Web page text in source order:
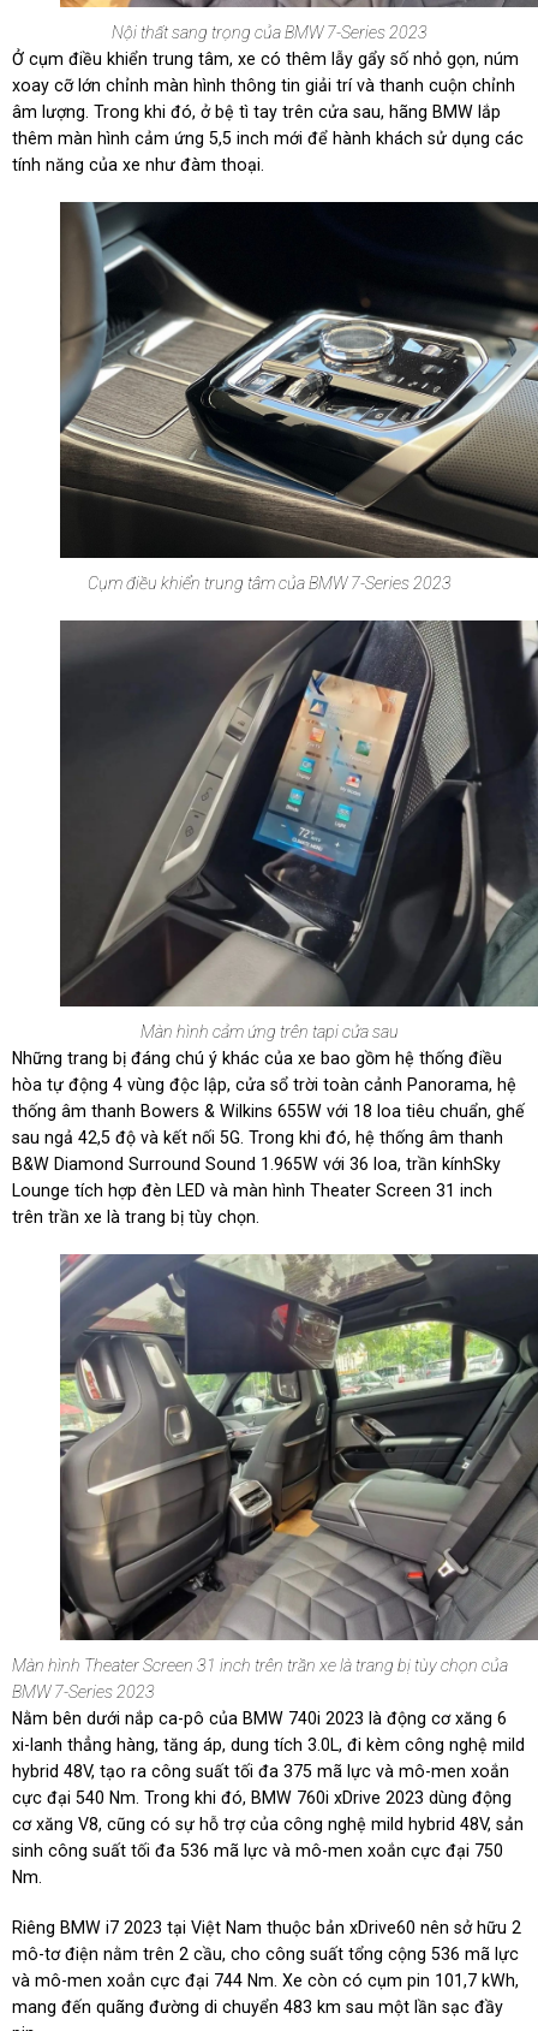
Nội thất sang trọng của BMW 7-Series 2023
Ở cụm điều khiển trung tâm, xe có thêm lẫy gẩy số nhỏ gọn, núm
xoay cỡ lớn chỉnh màn hình thông tin giải trí và thanh cuộn chỉnh
âm lượng. Trong khi đó, ở bệ tì tay trên cửa sau, hãng BMW lắp
thêm màn hình cảm ứng 5,5 inch mới để hành khách sử dụng các
tính năng của xe như đàm thoại.
Cụm điều khiển trung tâm của BMW 7-Series 2023
Màn hình cảm ứng trên tapi cửa sau
Những trang bị đáng chú ý khác của xe bao gồm hệ thống điều
hòa tự động 4 vùng độc lập, cửa sổ trời toàn cảnh Panorama, hệ
thống âm thanh Bowers & Wilkins 655W với 18 loa tiêu chuẩn, ghế
sau ngả 42,5 độ và kết nối 5G. Trong khi đó, hệ thống âm thanh
B&W Diamond Surround Sound 1.965W với 36 loa, trần kínhSky
Lounge tích hợp đèn LED và màn hình Theater Screen 31 inch
trên trần xe là trang bị tùy chọn.
Màn hình Theater Screen 31 inch trên trần xe là trang bị tùy chọn của
BMW 7-Series 2023
Nằm bên dưới nắp ca-pô của BMW 740i 2023 là động cơ xăng 6
xi-lanh thẳng hàng, tăng áp, dung tích 3.0L, đi kèm công nghệ mild
hybrid 48V, tạo ra công suất tối đa 375 mã lực và mô-men xoắn
cực đại 540 Nm. Trong khi đó, BMW 760i xDrive 2023 dùng động
cơ xăng V8, cũng có sự hỗ trợ của công nghệ mild hybrid 48V, sản
sinh công suất tối đa 536 mã lực và mô-men xoắn cực đại 750
Nm.
Riêng BMW i7 2023 tại Việt Nam thuộc bản xDrive60 nên sở hữu 2
mô-tơ điện nằm trên 2 cầu, cho công suất tổng cộng 536 mã lực
và mô-men xoắn cực đại 744 Nm. Xe còn có cụm pin 101,7 kWh,
mang đến quãng đường di chuyển 483 km sau một lần sạc đầy